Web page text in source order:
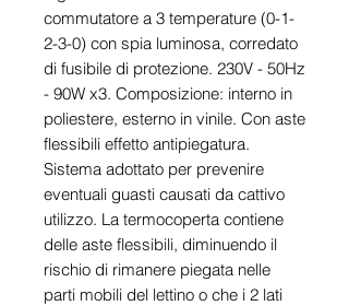
commutatore a 3 temperature (0-1-
2-3-0) con spia luminosa, corredato
di fusibile di protezione. 230V - 50Hz
- 90W x3. Composizione: interno in
poliestere, esterno in vinile. Con aste
flessibili effetto antipiegatura.
Sistema adottato per prevenire
eventuali guasti causati da cattivo
utilizzo. La termocoperta contiene
delle aste flessibili, diminuendo il
rischio di rimanere piegata nelle
parti mobili del lettino o che i 2 lati